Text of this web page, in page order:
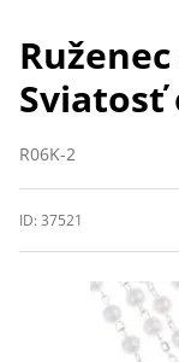
R06K-2
ID: 37521